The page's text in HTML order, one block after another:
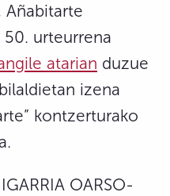
Añabitarte
50. urteurrena
atarian duzue
izena
kontzerturako
OARSO-